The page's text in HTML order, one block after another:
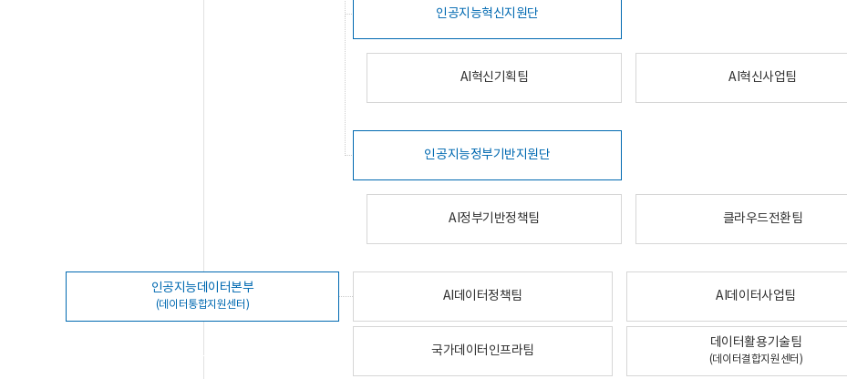
인공지능혁신지원단
AI혁신기획팀 AI혁신사업팀
인공지능정부기반지원단
AI정부기반정책팀 클라우드전환팀
인공지능데이터본부
(데이터통합지원센터)
AI데이터정책팀 AI데이터사업팀
국가데이터인프라팀
데이터활용기술팀
(데이터결합지원센터)